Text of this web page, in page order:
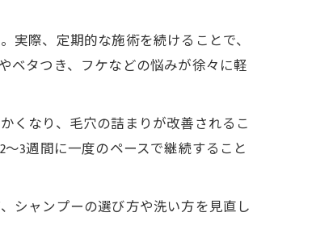
際、定期的な施術を続けることで、
ベタつき、フケなどの悩みが徐々に軽
くなり、毛穴の詰まりが改善されるこ
3週間に一度のペースで継続すること
シャンプーの選び方や洗い方を見直し